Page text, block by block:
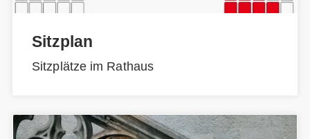
Sitzplan
Sitzplätze im Rathaus